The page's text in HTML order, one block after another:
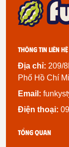
Thông tin liên hệ
Địa chỉ: 209/
Phố Hồ Chí
Email:
Điện thoại:
Tổng quan